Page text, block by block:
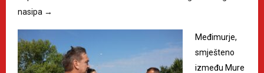
nasipa →
Međimurje,
smješteno
između Mure